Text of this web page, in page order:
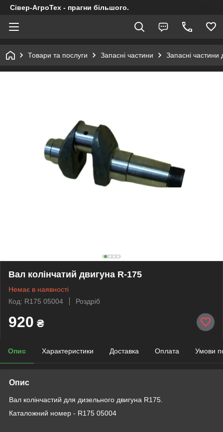
Сівер-АгроТех - прагни більшого.
Товари та послуги Запасні частини Запасні частини
Вал колінчатий двигуна R-175
Немає в наявності
Код: R175 05004
Роздріб
920 ₴
Опис Характеристики Доставка Оплата Умови
Опис
Вал колінчастий для дизельного двигуна R175.
Каталожний номер - R175 05004